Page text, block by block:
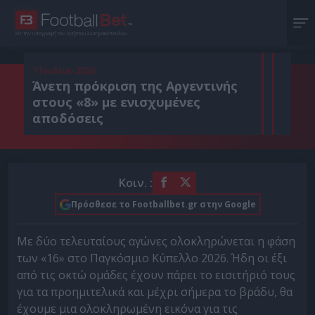
Με την υπογραφή του Χρήστου Σωτηρακόπουλου
7 Ιουλίου 2026
Άνετη πρόκριση της Αργεντινής
στους «8» με ενισχυμένες
αποδόσεις
Κοιν. :
Πρόσθεσε το Footballbet.gr στην Google
Με δύο τελευταίους αγώνες ολοκληρώνεται η φάση
των «16» στο Παγκόσμιο Κύπελλο 2026. Ήδη οι έξι
από τις οκτώ ομάδες έχουν πάρει το εισιτήριό τους
για τα προημιτελικά και μέχρι σήμερα το βράδυ, θα
έχουμε μια ολοκληρωμένη εικόνα για τις